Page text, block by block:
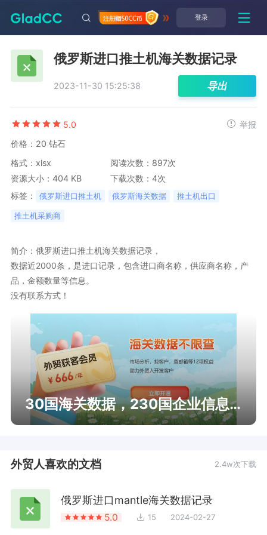
登录
俄罗斯进口推土机海关数据记录
2023-11-30 15:25:38 导出
5.0
举报
价格：20 钻石
格式：xlsx
阅读次数：897次
资源大小：404 KB
下载次数：4次
标签：
俄罗斯进口推土机 俄罗斯海关数据 推土机出口
推土机采购商
简介：俄罗斯进口推土机海关数据记录，
数据近2000条，是进口记录，包含进口商名称，供应商名称，产
品，金额数量等信息。
没有联系方式！
30国海关数据，230国企业信息查询
外贸人喜欢的文档 2.4w次下载
俄罗斯进口mantle海关数据记录
5.0 15 2024-02-27